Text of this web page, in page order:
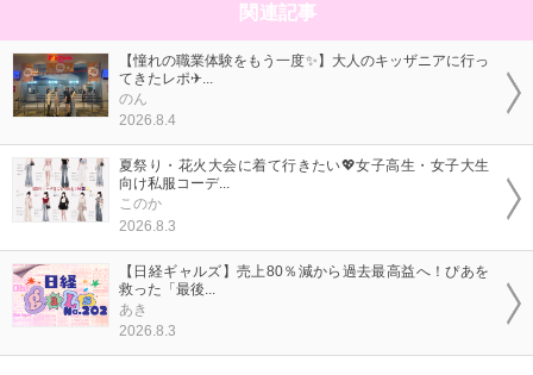
関連記事
【憧れの職業体験をもう一度✨】大人のキッザニアに行っ
てきたレポ✈...
のん
2026.8.4
夏祭り・花火大会に着て行きたい💖女子高生・女子大生
向け私服コーデ...
このか
2026.8.3
【日経ギャルズ】売上80％減から過去最高益へ！ぴあを
救った「最後...
あき
2026.8.3